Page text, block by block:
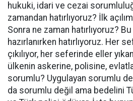
hukuki, idari ve cezai
zamandan hatırlıyoruz? İlk
Sonra ne zaman hatırlıyoruz?
hazırlanırken hatırlıyoruz. Her
çıkılıyor, her seferinde eller
ülkenin askerine, polisine,
sorumlu? Uygulayan sorumlu
da sorumlu değil ama bedelini